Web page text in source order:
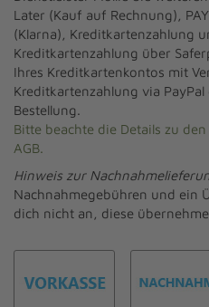
Later (Kauf auf Rechnung),
(Klarna), Kreditkartenzahlung
Kreditkartenzahlung über
Ihres Kreditkartenkontos mit
Kreditkartenzahlung via
Bestellung.
Bitte beachte die Details zu
AGB.
Hinweis zur
Nachnahmegebühren und ein
dich nicht an, diese